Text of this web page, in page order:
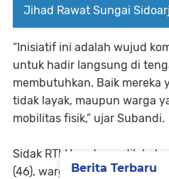
Jihad Rawat Sungai
“Inisiatif ini adalah wujud
untuk hadir langsung di
membutuhkan. Baik mereka
tidak layak, maupun warga
mobilitas fisik,” ujar Subandi.
Sidak RTLH pertama
(46), warga Dusun Dermo,
Berita Terbaru